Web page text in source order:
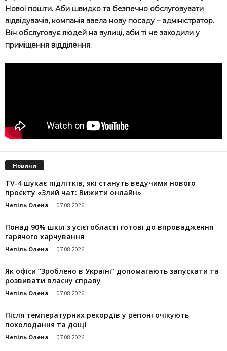
Нової пошти. Аби швидко та безпечно обслуговувати
відвідувачів, компанія ввела нову посаду – адміністратор.
Він обслуговує людей на вулиці, аби ті не заходили у
приміщення відділення.
Новини
TV-4 шукає підлітків, які стануть ведучими нового
проєкту «Злий чат: Вижити онлайн»
Чепіль Олена - 07.08.2026
Понад 90% шкіл з усієї області готові до впровадження
гарячого харчування
Чепіль Олена - 07.08.2026
Як офіси “Зроблено в Україні” допомагають запускaти та
розвивати власну справу
Чепіль Олена - 07.08.2026
Після температурних рекордів у регіоні очікують
похолодання та дощі
Чепіль Олена - 07.08.2026